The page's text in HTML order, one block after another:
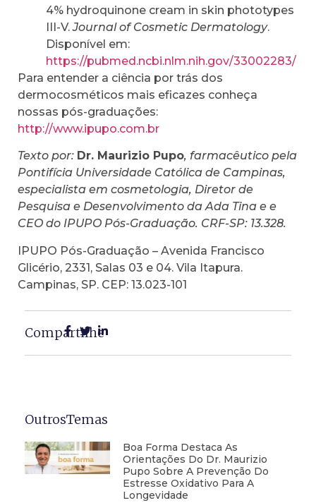
4% hydroquinone cream in skin phototypes
III-V.Journal of Cosmetic Dermatology.
Disponível em:
https://pubmed.ncbi.nlm.nih.gov/33002283/
Para entender a ciência por trás dos
dermocosméticos mais eficazes conheça
nossas pós-graduações:
http://www.ipupo.com.br
Texto por: Dr. Maurizio Pupo, farmacêutico pela
Pontifícia Universidade Católica de Campinas,
especialista em cosmetologia, Diretor de
Pesquisa e Desenvolvimento da Ada Tina e e
CEO do IPUPO Pós-Graduação. CRF-SP: 13.328.
IPUPO Pós-Graduação – Avenida Francisco
Glicério, 2331, Salas 03 e 04. Vila Itapura.
Campinas, SP. CEP: 13.023-101
Compartilhe
OutrosTemas
Boa Forma Destaca As
Orientações Do Dr. Maurizio
Pupo Sobre A Prevenção Do
Estresse Oxidativo Para A
Longevidade